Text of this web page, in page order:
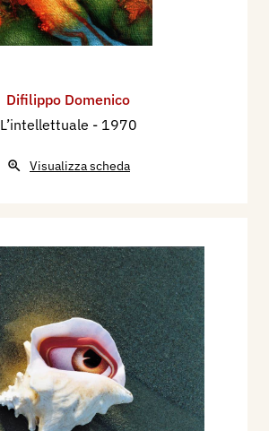
Difilippo Domenico
L’intellettuale - 1970
Visualizza scheda